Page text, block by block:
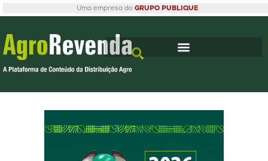
Uma empresa do GRUPO PUBLIQUE